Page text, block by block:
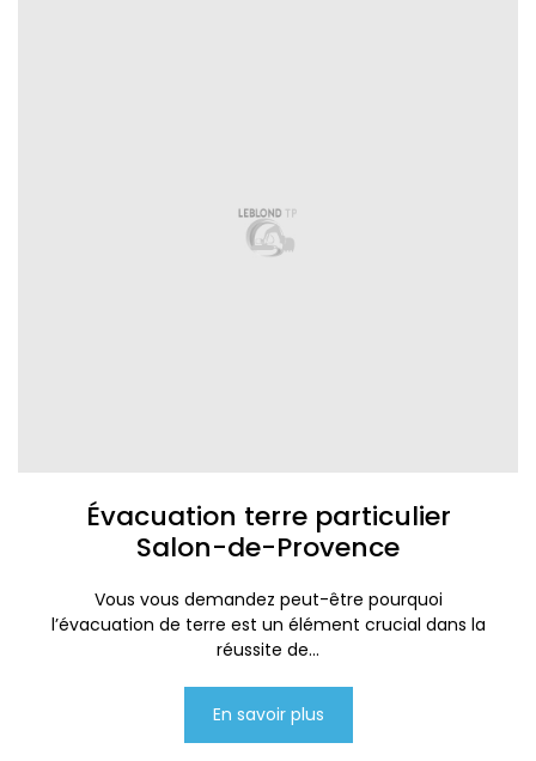
Évacuation terre particulier
Salon-de-Provence
Vous vous demandez peut-être pourquoi
l’évacuation de terre est un élément crucial dans la
réussite de...
En savoir plus